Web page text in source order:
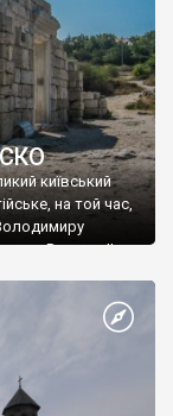
київський
на той час,
Василю ІІ, та
християнином.
Таврійського